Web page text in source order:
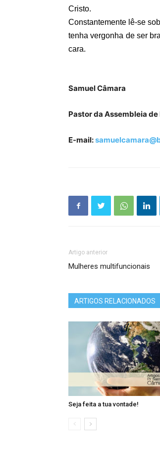
Cristo.
Constantemente lê-se
tenha vergonha de ser
cara.
Samuel Câmara
Pastor da Assembleia de
E-mail:
Artigo anterior
Mulheres multifuncionais
ARTIGOS RELACIONADOS
Seja feita a tua vontade!